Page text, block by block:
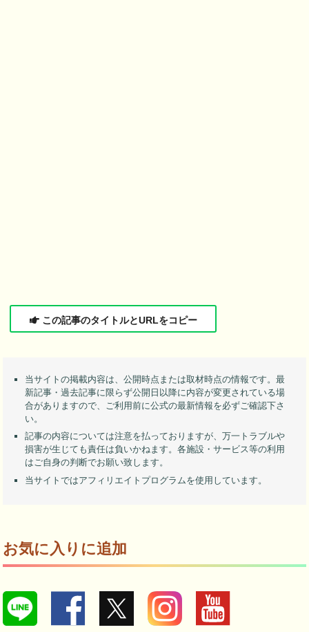
この記事のタイトルとURLをコピー
当サイトの掲載内容は、公開時点または取材時点の情報です。最
新記事・過去記事に限らず公開日以降に内容が変更されている場
合がありますので、ご利用前に公式の最新情報を必ずご確認下さ
い。
記事の内容については注意を払っておりますが、万一トラブルや
損害が生じても責任は負いかねます。各施設・サービス等の利用
はご自身の判断でお願い致します。
当サイトではアフィリエイトプログラムを使用しています。
お気に入りに追加